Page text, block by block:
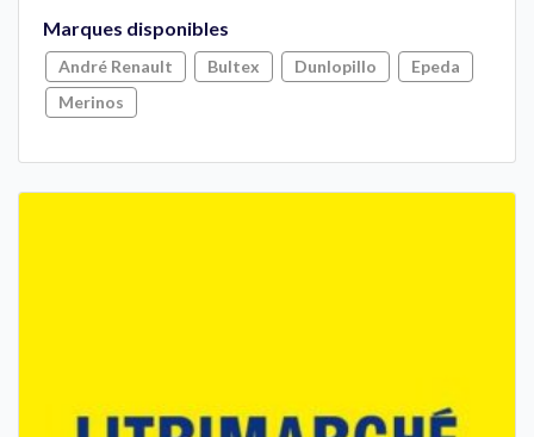
Marques disponibles
André Renault Bultex Dunlopillo
Epeda
Merinos